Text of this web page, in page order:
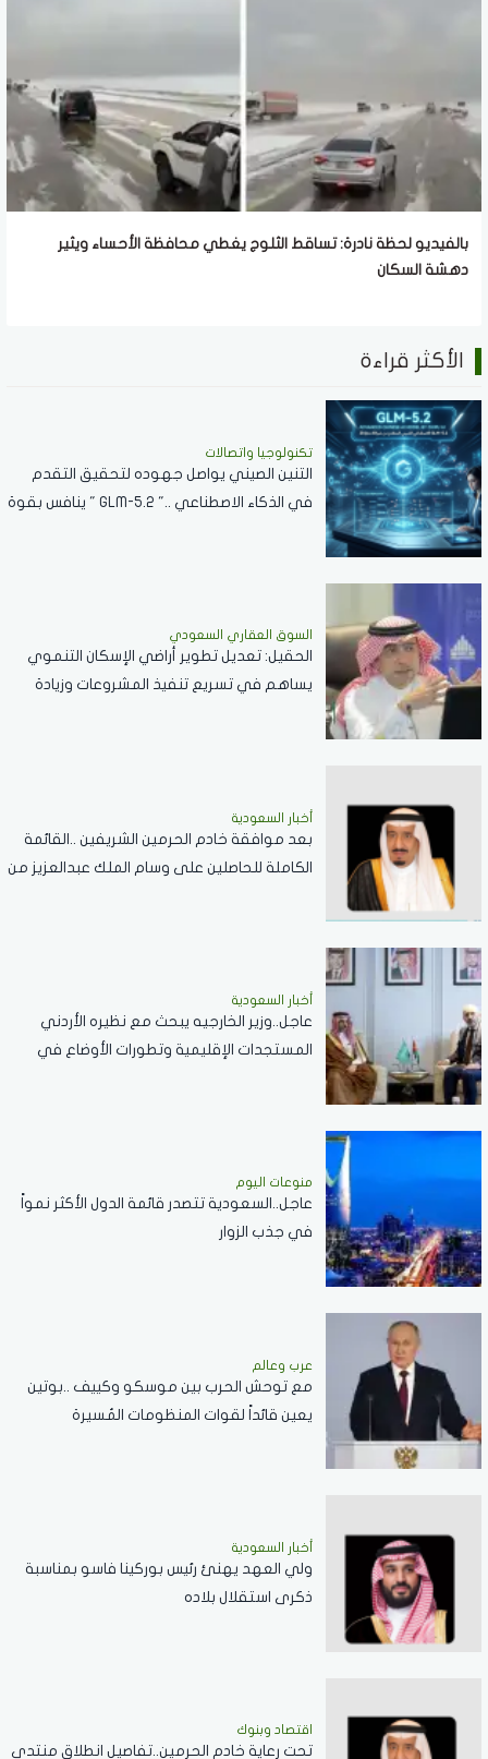
بالفيديو لحظة نادرة: تساقط الثلوج يغطي محافظة الأحساء ويثير
دهشة السكان
الأكثر قراءة
تكنولوجيا واتصالات
التنين الصيني يواصل جهوده لتحقيق التقدم
في الذكاء الاصطناعي .." GLM-5.2 " ينافس بقوة
السوق العقاري السعودي
الحقيل: تعديل تطوير أراضي الإسكان التنموي
يساهم في تسريع تنفيذ المشروعات وزيادة
أخبار السعودية
بعد موافقة خادم الحرمين الشريفين ..القائمة
الكاملة للحاصلين على وسام الملك عبدالعزيز من
أخبار السعودية
عاجل..وزير الخارجيه يبحث مع نظيره الأردني
المستجدات الإقليمية وتطورات الأوضاع في
منوعات اليوم
عاجل..السعودية تتصدر قائمة الدول الأكثر نمواً
في جذب الزوار
عرب وعالم
مع توحش الحرب بين موسكو وكييف ..بوتين
يعين قائداً لقوات المنظومات المُسيرة
أخبار السعودية
ولي العهد يهنئ رئيس بوركينا فاسو بمناسبة
ذكرى استقلال بلاده
اقتصاد وبنوك
تحت رعاية خادم الحرمين..تفاصيل انطلاق منتدى